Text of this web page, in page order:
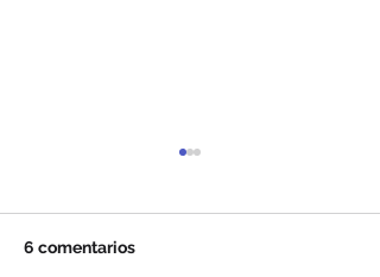
6 comentarios